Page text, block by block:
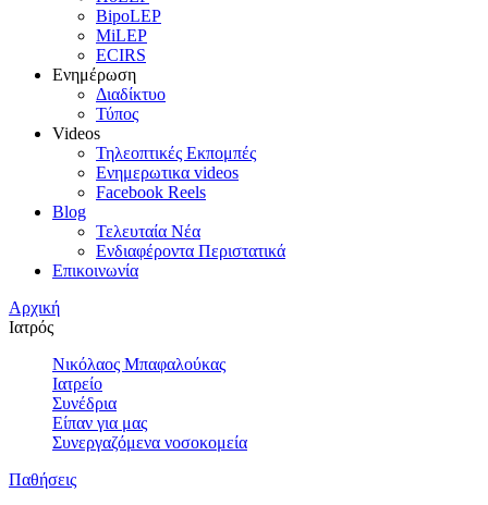
BipoLEP
MiLEP
ECIRS
Ενημέρωση
Διαδίκτυο
Τύπος
Videos
Τηλεοπτικές Εκπομπές
Ενημερωτικα videos
Facebook Reels
Blog
Τελευταία Νέα
Ενδιαφέροντα Περιστατικά
Επικοινωνία
Αρχική
Ιατρός
Νικόλαος Μπαφαλούκας
Ιατρείο
Συνέδρια
Είπαν για μας
Συνεργαζόμενα νοσοκομεία
Παθήσεις